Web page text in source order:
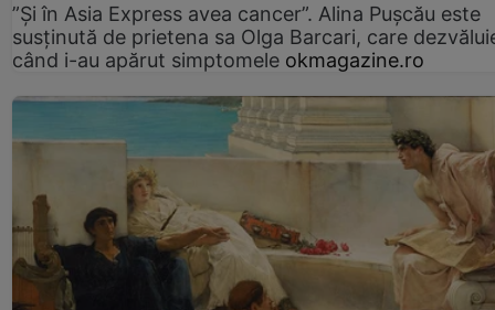
”Și în Asia Express avea cancer”. Alina Pușcău este
susținută de prietena sa Olga Barcari, care
când i-au apărut simptomele okmagazine.ro